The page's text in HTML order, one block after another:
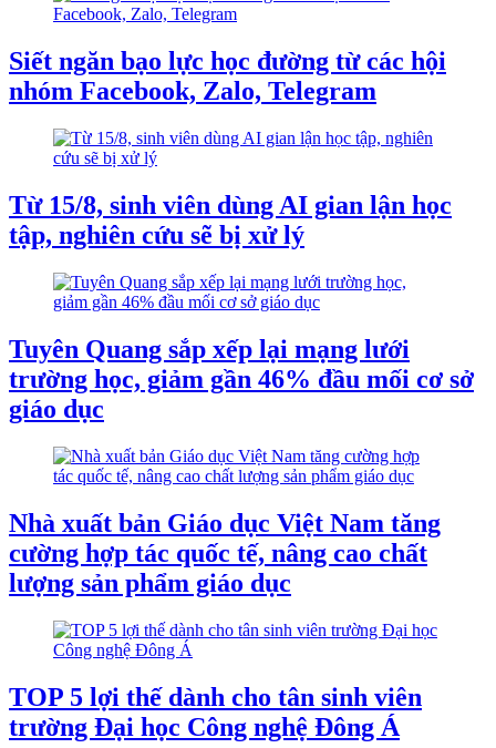
Siết ngăn bạo lực học đường từ các hội
nhóm Facebook, Zalo, Telegram
Từ 15/8, sinh viên dùng AI gian lận học
tập, nghiên cứu sẽ bị xử lý
Tuyên Quang sắp xếp lại mạng lưới
trường học, giảm gần 46% đầu mối cơ sở
giáo dục
Nhà xuất bản Giáo dục Việt Nam tăng
cường hợp tác quốc tế, nâng cao chất
lượng sản phẩm giáo dục
TOP 5 lợi thế dành cho tân sinh viên
trường Đại học Công nghệ Đông Á